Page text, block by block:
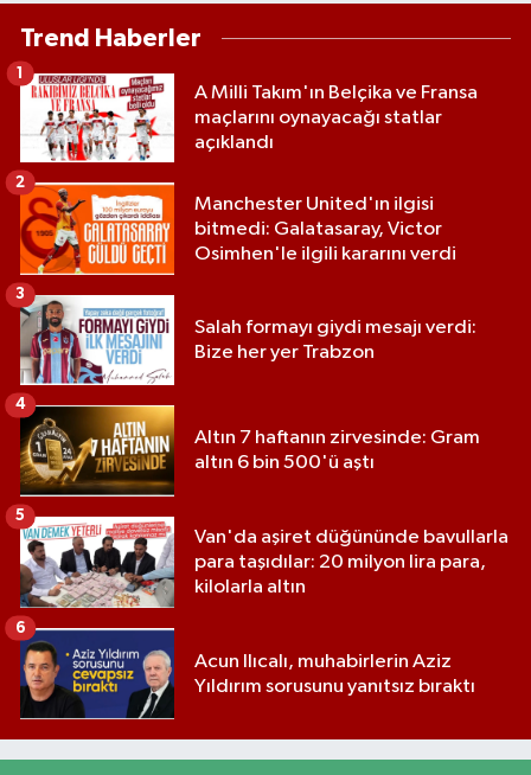
Trend Haberler
A Milli Takım'ın Belçika ve Fransa
maçlarını oynayacağı statlar
açıklandı
1
Manchester United'ın ilgisi
bitmedi: Galatasaray, Victor
Osimhen'le ilgili kararını verdi
2
Salah formayı giydi mesajı verdi:
Bize her yer Trabzon
3
Altın 7 haftanın zirvesinde: Gram
altın 6 bin 500'ü aştı
4
Van'da aşiret düğününde bavullarla
para taşıdılar: 20 milyon lira para,
kilolarla altın
5
Acun Ilıcalı, muhabirlerin Aziz
Yıldırım sorusunu yanıtsız bıraktı
6